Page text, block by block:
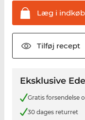
Læg i
Tilføj recept
Eksklusive
Gratis forsendelse
30 dages returret